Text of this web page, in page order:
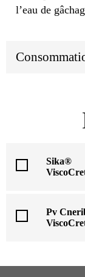
l’eau de
Sika®
Pv